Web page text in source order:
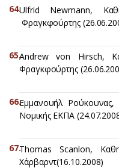
Ulfrid Newmann,
Φραγκφούρτης
Andrew von Hirsch,
Φραγκφούρτης
Εμμανουήλ Ρούκουνας,
Νομικής ΕΚΠΑ
Thomas Scanlon,
Χάρβαρντ(16.10.2008)